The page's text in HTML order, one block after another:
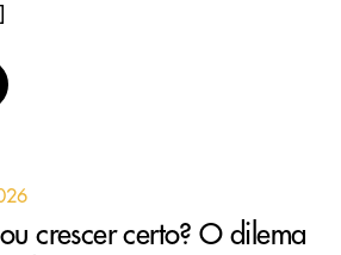
crescer certo? O dilema